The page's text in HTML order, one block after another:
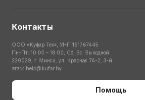
Контакты
ООО «Куфар Тех», УНП 191767445
Пн-Пт: 10:00 – 18:00; Сб, Вс: Выходной
220029, г. Минск, ул. Красная 7А-2, 3-й
этаж help@kufar.by
Помощь